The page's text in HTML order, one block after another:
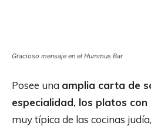
Gracioso mensaje en el Hummus Bar
Posee una amplia carta de
especialidad, los platos con
muy típica de las cocinas